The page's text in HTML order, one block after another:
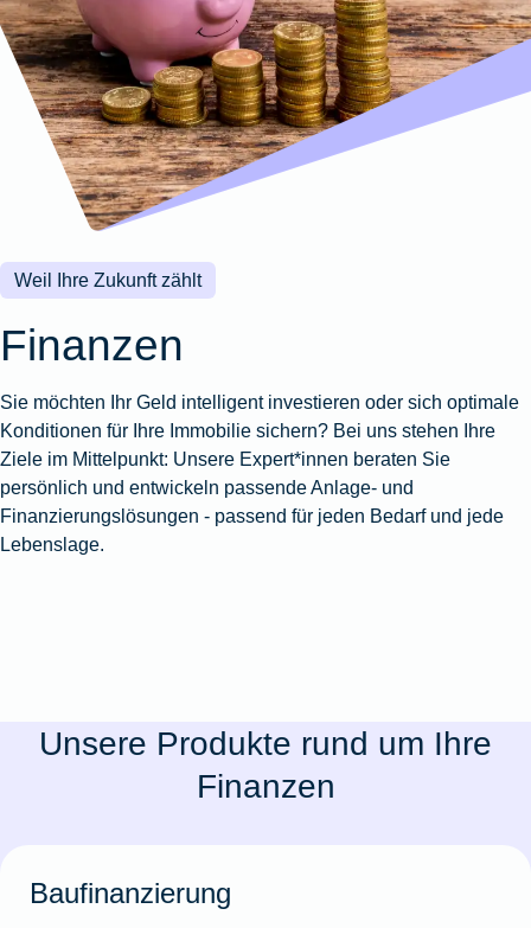
Wohnungsschutzbrief
Zur
Produktübersicht
Gewässerschadenhaftpflicht
Zur
Produktübersicht
Zur
Produktübersicht
Reisehaftpflichtversicherung
Reiserücktrittsversicherung
Zur
Produktübersicht
Zur
Produktübersicht
Zur
Produktübersicht
Zur
Produktübersicht
Montageversicherung
Zur
Produktübersicht
Gruppenunfall für
Betriebe
Gruppenunfall für
Vereine
Produktübersicht
Kunstversicherung
Ausstellungsversicherung
Valorenversicherung
Oldtimersammlungsversicherung
Zur
Weil Ihre Zukunft zählt
Finanzen
Sie möchten Ihr Geld intelligent investieren oder sich optimale
Konditionen für Ihre Immobilie sichern? Bei uns stehen Ihre
Ziele im Mittelpunkt: Unsere Expert*innen beraten Sie
persönlich und entwickeln passende Anlage- und
Finanzierungslösungen - passend für jeden Bedarf und jede
Lebenslage.
Unsere Produkte rund um Ihre
Finanzen
Baufinanzierung